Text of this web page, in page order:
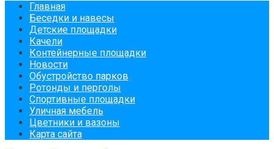
Главная
Беседки и навесы
Детские площадки
Качели
Контейнерные площадки
Новости
Обустройство парков
Ротонды и перголы
Спортивные площадки
Уличная мебель
Цветники и вазоны
Карта сайта